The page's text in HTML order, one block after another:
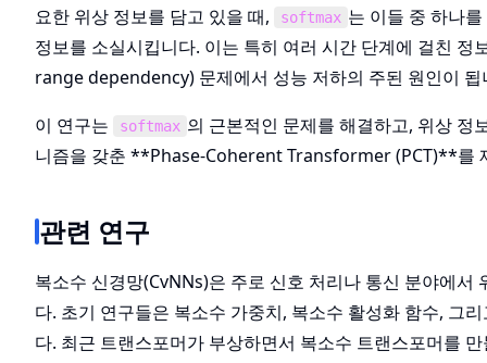
요한 위상 정보를 담고 있을 때,
softmax 는 이들 중 하나
정보를 소실시킵니다. 이는 특히 여러 시간 단계에 걸친
range dependency) 문제에서 성능 저하의 주된 원인이 됩
이 연구는
softmax 의 근본적인 문제를 해결하고, 위상 정
니즘을 갖춘 **Phase-Coherent Transformer (PCT)**를
관련 연구
복소수 신경망(CvNNs)은 주로 신호 처리나 통신 분야에서
다. 초기 연구들은 복소수 가중치, 복소수 활성화 함수, 그
다. 최근 트랜스포머가 부상하면서 복소수 트랜스포머를